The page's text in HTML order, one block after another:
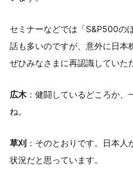
セミナーなどでは「S&P500の
話も多いのですが、意外に日本
ぜひみなさまに再認識していた
広木 ：健闘しているどころか
ね。
草刈 ：そのとおりです。日本
状況だと思っています。